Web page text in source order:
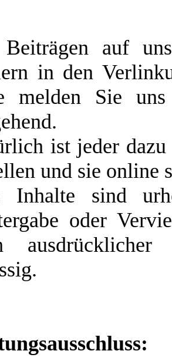
auf
in den
melden Sie
ist jeder dazu
und sie online
Inhalte sind
oder